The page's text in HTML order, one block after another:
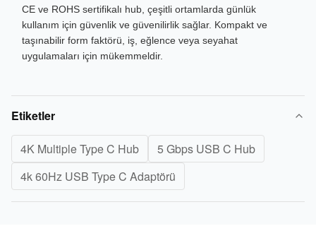
CE ve ROHS sertifikalı hub, çeşitli ortamlarda günlük
kullanım için güvenlik ve güvenilirlik sağlar. Kompakt ve
taşınabilir form faktörü, iş, eğlence veya seyahat
uygulamaları için mükemmeldir.
Etiketler
4K Multiple Type C Hub
5 Gbps USB C Hub
4k 60Hz USB Type C Adaptörü